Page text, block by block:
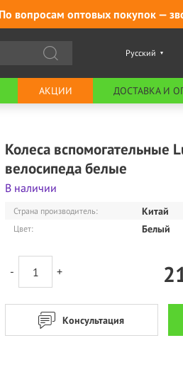
вопросам оптовых покупок —
Русский
АКЦИИ ДОСТАВКА И
Колеса вспомогательные
велосипеда белые
В наличии
Страна производитель: Китай
Цвет: Белый
- +
Консультация